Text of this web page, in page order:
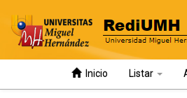
Inicio Listar